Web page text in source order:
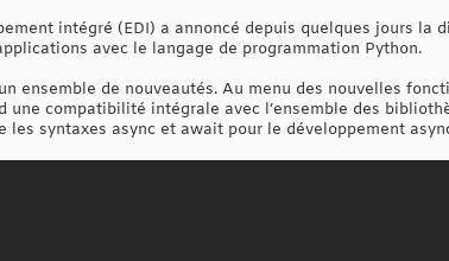
intégré (EDI) a annoncé depuis quelques jours la
avec le langage de programmation Python.
ensemble de nouveautés. Au menu des nouvelles
une compatibilité intégrale avec l’ensemble des
syntaxes async et await pour le développement